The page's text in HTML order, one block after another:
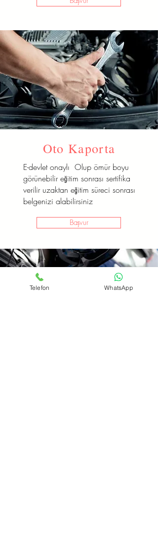
Oto Kaporta
E-devlet onaylı Olup ömür boyu
görünebilir eğitim sonrası sertifika
verilir uzaktan eğitim süreci sonrası
belgenizi alabilirsiniz
Başvur
Telefon WhatsApp